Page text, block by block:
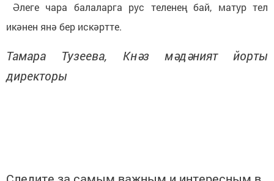
Әлеге чара балаларга рус теленең бай, матур тел
икәнен янә бер искәртте.
Тамара Тузеева, Кнәз мәдәният йорты
директоры